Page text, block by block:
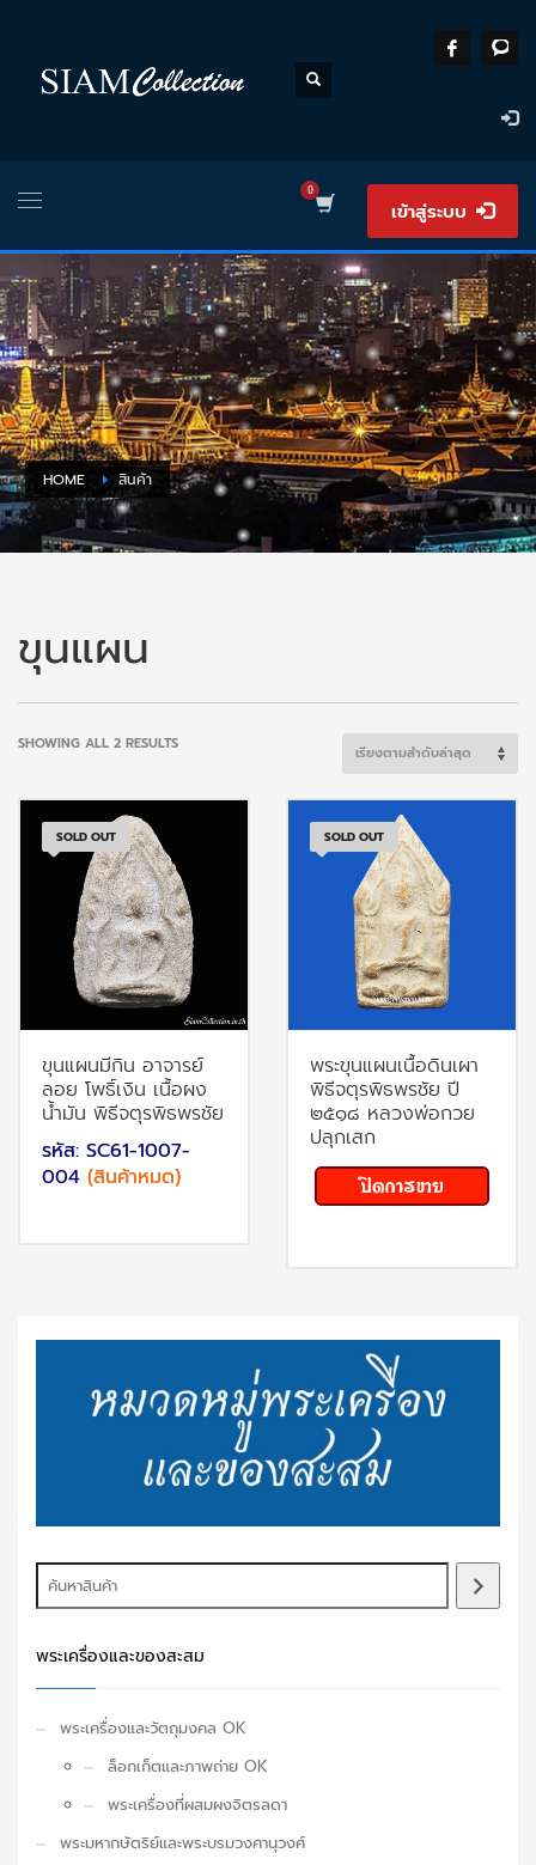
เข้าสู่ระบบ
HOME สินค้า
ขุนแผน
SHOWING ALL 2 RESULTSSORTED
SOLD OUT
ขุนแผนมีกิน อาจารย์
ลอย โพธิ์เงิน เนื้อผง
น้ำมัน พิธีจตุรพิธพรชัย
รหัส: SC61-1007-
004 (สินค้าหมด)
SOLD OUT
พระขุนแผนเนื้อดินเผา
พิธีจตุรพิธพรชัย ปี
๒๕๑๘ หลวงพ่อกวย
ปลุกเสก
พระเครื่องและของสะสม
พระเครื่องและวัตถุมงคล OK
ล็อกเก็ตและภาพถ่าย OK
พระเครื่องที่ผสมผงจิตรลดา
พระมหากษัตริย์และพระบรมวงศานุวงศ์